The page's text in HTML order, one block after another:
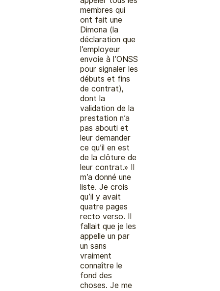
membres qui
ont fait une
Dimona (la
déclaration que
l’employeur
envoie à l’ONSS
pour signaler les
débuts et fins
de contrat),
dont la
validation de la
prestation n’a
pas abouti et
leur demander
ce qu’il en est
de la clôture de
leur contrat.» Il
m’a donné une
liste. Je crois
qu’il y avait
quatre pages
recto verso. Il
fallait que je les
appelle un par
un sans
vraiment
connaître le
fond des
choses. Je me